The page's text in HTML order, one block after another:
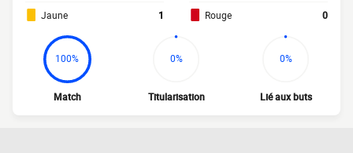
Jaune 1 Rouge 0
100%
Match
0%
Titularisation
0%
Lié aux buts